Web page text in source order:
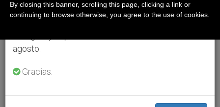
agosto.
Gracias.
By closing this banner, scrolling this page, clicking a link or
continuing to browse otherwise, you agree to the use of cookies.